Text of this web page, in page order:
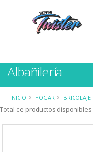
Albañilería
INICIO HOGAR BRICOLAJE
Total de productos disponibles